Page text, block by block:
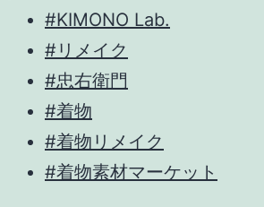
#KIMONO Lab.
#リメイク
#忠右衛門
#着物
#着物リメイク
#着物素材マーケット